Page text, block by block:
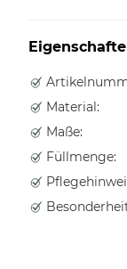
Material:
Maße:
Füllmenge: